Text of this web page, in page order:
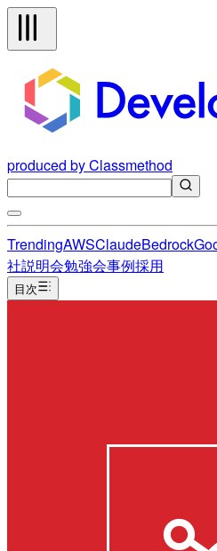
produced by Classmethod
TrendingAWSClaudeBedrock
社説明会勉強会事例採用
目次